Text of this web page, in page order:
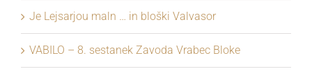
Je Lejsarjou maln … in bloški Valvasor
VABILO – 8. sestanek Zavoda Vrabec Bloke